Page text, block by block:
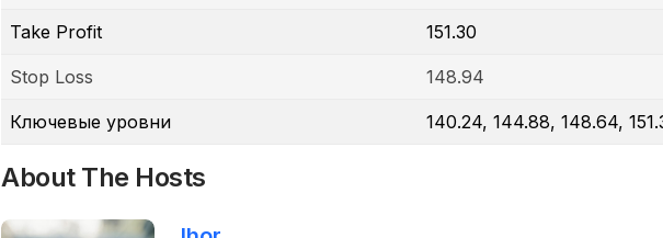
Take Profit 151.30
Stop Loss 148.94
Ключевые уровни 140.24, 144.88, 148.64,
About The Hosts